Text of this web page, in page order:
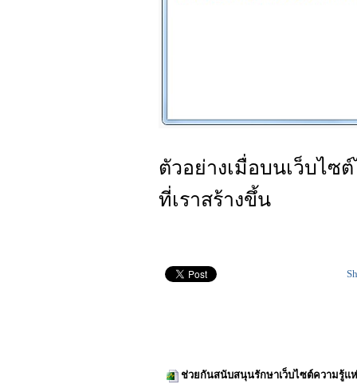
ตัวอย่างเมื่อบนเว็บไซ
ที่เราสร้างขึ้น
ช่วยกันสนับสนุนรักษาเว็บไซต์ความรู้แ